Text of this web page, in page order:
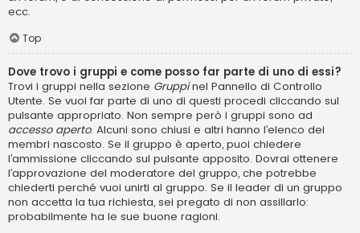
ecc.
Top
Dove trovo i gruppi e come posso far parte di uno di essi?
Trovi i gruppi nella sezione Gruppinel Pannello di Controllo
Utente. Se vuoi far parte di uno di questi procedi cliccando sul
pulsante appropriato. Non sempre però i gruppi sono ad
accesso aperto. Alcuni sono chiusi e altri hanno l’elenco dei
membri nascosto. Se il gruppo è aperto, puoi chiedere
l’ammissione cliccando sul pulsante apposito. Dovrai ottenere
l’approvazione del moderatore del gruppo, che potrebbe
chiederti perché vuoi unirti al gruppo. Se il leader di un gruppo
non accetta la tua richiesta, sei pregato di non assillarlo:
probabilmente ha le sue buone ragioni.